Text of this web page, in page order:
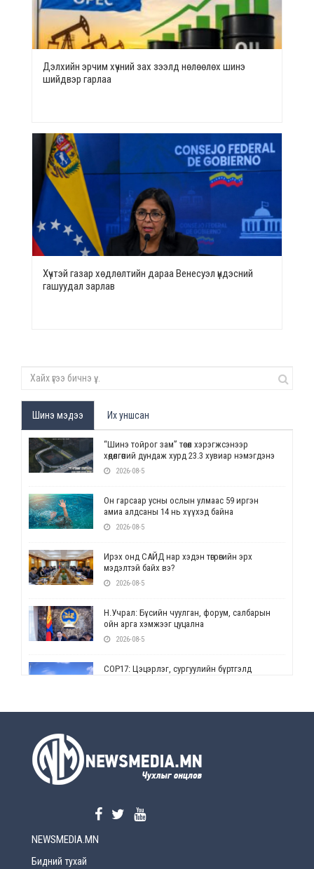
Дэлхийн эрчим хүчний зах зээлд нөлөөлөх шинэ
шийдвэр гарлаа
Хүчтэй газар хөдлөлтийн дараа Венесуэл үндэсний
гашуудал зарлав
Шинэ мэдээ Их уншсан
“Шинэ тойрог зам” төсөл хэрэгжсэнээр
хөдөлгөөний дундаж хурд 23.3 хувиар нэмэгдэнэ
2026-08-5
Он гарсаар усны ослын улмаас 59 иргэн
амиа алдсаны 14 нь хүүхэд байна
2026-08-5
Ирэх онд САЙД нар хэдэн төгрөгийн эрх
мэдэлтэй байх вэ?
2026-08-5
Н.Учрал: Бүсийн чуулган, форум, салбарын
ойн арга хэмжээг цуцална
2026-08-5
СОР17: Цэцэрлэг, сургуулийн бүртгэлд
2026-08-5
2026-08-5
NEWSMEDIA.MN
Бидний тухай